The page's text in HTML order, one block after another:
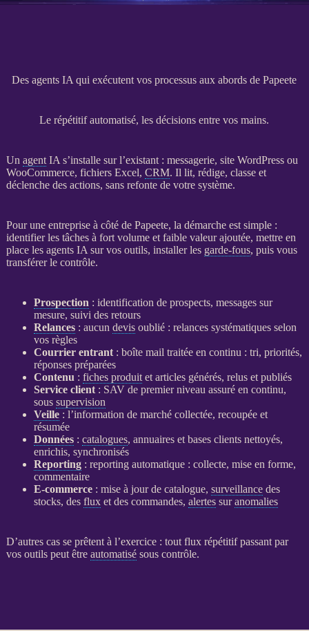
Des agents IA qui exécutent vos processus aux abords de Papeete
Le répétitif automatisé, les décisions entre vos mains.
Un agent IA s’installe sur l’existant : messagerie, site WordPressou
WooCommerce, fichiers Excel, CRM. Il lit, rédige, classe et
déclenche des actions, sans refonte de votre système.
Pour une entreprise à côté de Papeete, la démarche est simple :
identifier les tâches à fort volume et faible valeur ajoutée, mettre en
place les agents IA sur vos outils, installer les garde-fous, puis vous
transférer le contrôle.
Prospection : identification de prospects, messages sur
mesure, suivi des retours
Relances: aucun devisoublié : relancessystématiques selon
vos règles
Courrier entrant: boîte mail traitée en continu : tri, priorités,
réponses préparées
Contenu : fiches produitet articles générés, relus et publiés
Service client: SAV de premier niveau assuré en continu,
sous supervision
Veille: l’information de marché collectée, recoupée et
résumée
Données: catalogues, annuaires et bases clients nettoyés,
enrichis, synchronisés
Reporting: reportingautomatique : collecte, mise en forme,
commentaire
E-commerce: mise à jour de catalogue, surveillancedes
stocks, des fluxet des commandes, alertessuranomalies
D’autres cas se prêtent à l’exercice : tout fluxrépétitif passant par
vos outils peut être automatisésous contrôle.